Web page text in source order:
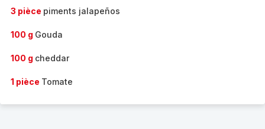
3 pièce piments jalapeños
100 g Gouda
100 g cheddar
1 pièce Tomate